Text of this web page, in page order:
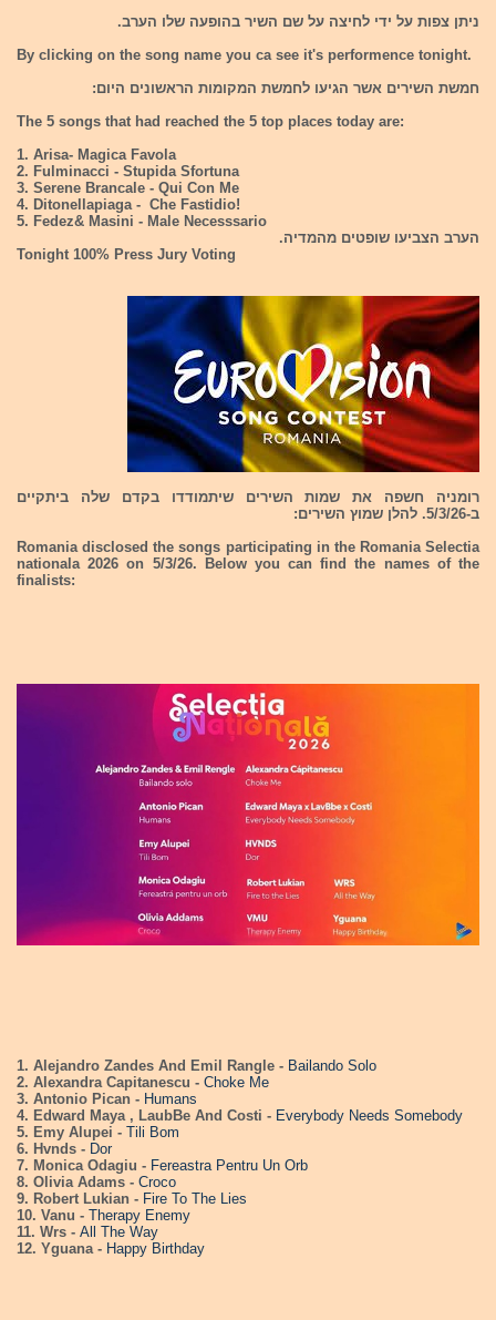
ניתן צפות על ידי לחיצה על שם השיר בהופעה שלו הערב.
By clicking on the song name you ca see it's performence tonight.
חמשת השירים אשר הגיעו לחמשת המקומות הראשונים היום:
The 5 songs that had reached the 5 top places today are:
1. Arisa- Magica Favola
2. Fulminacci - Stupida Sfortuna
3. Serene Brancale - Qui Con Me
4. Ditonellapiaga - Che Fastidio!
5. Fedez& Masini - Male Necesssario
הערב הצביעו שופטים מהמדיה.
Tonight 100% Press Jury Voting
רומניה חשפה את שמות השירים שיתמודדו בקדם שלה ביתקיים
ב-5/3/26. להלן שמוץ השירים:
Romania disclosed the songs participating in the Romania Selectia
nationala 2026 on 5/3/26. Below you can find the names of the
finalists:
1. Alejandro Zandes And Emil Rangle - Bailando Solo
2. Alexandra Capitanescu - Choke Me
3. Antonio Pican - Humans
4. Edward Maya , LaubBe And Costi - Everybody Needs Somebody
5. Emy Alupei - Tili Bom
6. Hvnds - Dor
7. Monica Odagiu - Fereastra Pentru Un Orb
8. Olivia Adams - Croco
9. Robert Lukian - Fire To The Lies
10. Vanu - Therapy Enemy
11. Wrs - All The Way
12. Yguana - Happy Birthday